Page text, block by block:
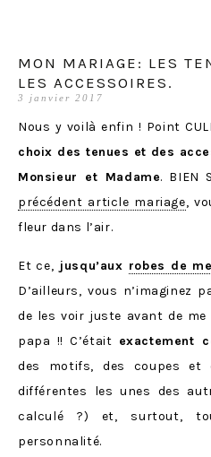
MON MARIAGE: LES
LES ACCESSOIRES.
3 janvier 2017
Nous y voilà enfin ! Point
choix des tenues et des
Monsieur et Madame. BIEN
précédent article mariage,
fleur dans l’air.
Et ce, jusqu’aux robes de
D’ailleurs, vous n’imaginez
de les voir juste avant de me
papa !! C’était exactement
des motifs, des coupes et
différentes les unes des
calculé ?) et, surtout,
personnalité.